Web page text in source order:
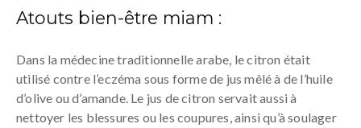
Atouts bien-être miam :
Dans la médecine traditionnelle arabe, le citron était
utilisé contre l’eczéma sous forme de jus mêlé à de l’huile
d’olive ou d’amande. Le jus de citron servait aussi à
nettoyer les blessures ou les coupures, ainsi qu’à soulager